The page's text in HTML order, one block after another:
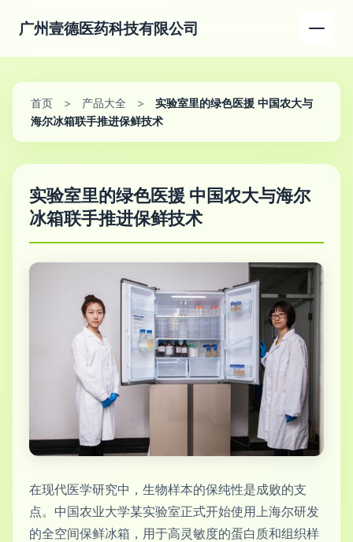
广州壹德医药科技有限公司
首页 > 产品大全 >
实验室里的绿色医援 中国农大与
海尔冰箱联手推进保鲜技术
实验室里的绿色医援 中国农大与海尔
冰箱联手推进保鲜技术
在现代医学研究中，生物样本的保纯性是成败的支
点。中国农业大学某实验室正式开始使用上海尔研发
的全空间保鲜冰箱，用于高灵敏度的蛋白质和组织样